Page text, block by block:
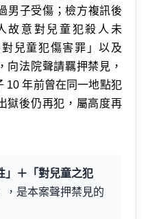
男子受傷；檢方複訊後
故意對兒童犯殺人未
兒童犯傷害罪」以及
向法院聲請羈押禁見，
10 年前曾在同一地點犯
獄後仍再犯，屬高度再
」＋「對兒童之犯
，是本案聲押禁見的